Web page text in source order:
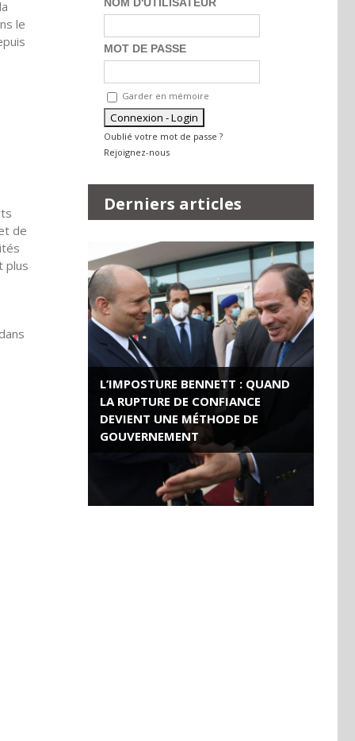
le
de
plus
MOT DE PASSE
Garder en mémoire
Oublié votre mot de passe ?
Rejoignez-nous
Derniers articles
L’IMPOSTURE BENNETT : QUAND
LA RUPTURE DE CONFIANCE
DEVIENT UNE MÉTHODE DE
GOUVERNEMENT
ROSE VALLAND, HEROÏNE DE LA
RESISTANCE FRANÇAISE